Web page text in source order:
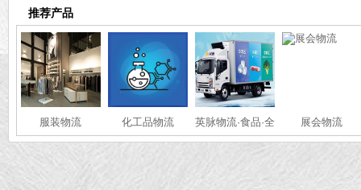
推荐产品
服装物流 化工品物流
英脉物流·食品·全
国冷链运输
展会物流